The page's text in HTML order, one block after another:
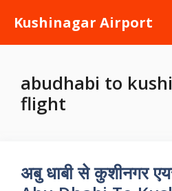
content
Kushinagar Airport
abudhabi to
flight
अबु धाबी से कुशीनगर